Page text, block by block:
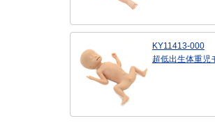
KY11413-000
超低出生体重児